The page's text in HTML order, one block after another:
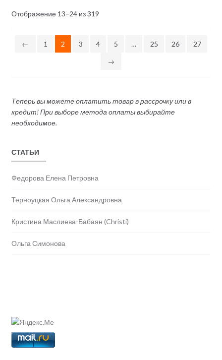
Отображение 13–24 из 319
← 1 2 3 4 5 … 25 26 27
→
Теперь вы можете оплатить товар в рассрочку или в
кредит! При выборе метода оплаты выбирайте
необходимое.
СТАТЬИ
Федорова Елена Петровна
Терноуцкая Ольга Александровна
Кристина Маслиева-Бабаян (Christi)
Ольга Симонова